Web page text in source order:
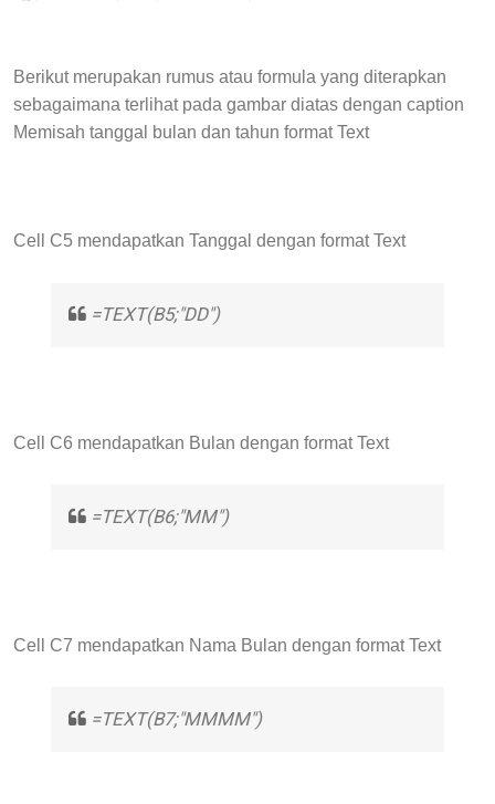
Berikut merupakan rumus atau formula yang diterapkan
sebagaimana terlihat pada gambar diatas dengan caption
Memisah tanggal bulan dan tahun format Text
Cell C5 mendapatkan Tanggal dengan format Text
=TEXT(B5;"DD")
Cell C6 mendapatkan Bulan dengan format Text
=TEXT(B6;"MM")
Cell C7 mendapatkan Nama Bulan dengan format Text
=TEXT(B7;"MMMM")